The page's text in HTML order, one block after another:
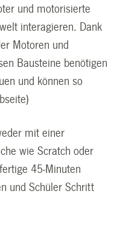
und motorisierte
interagieren. Dank
Motoren und
Bausteine benötigen
und können so
mit einer
wie Scratch oder
45-Minuten
und Schüler Schritt